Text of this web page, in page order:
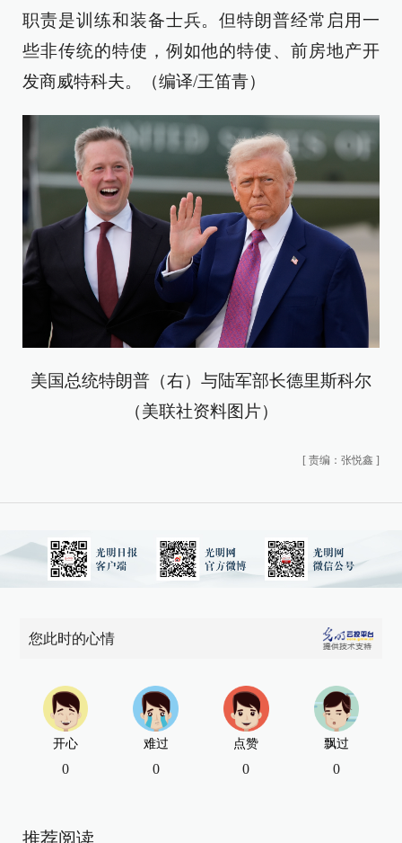
职责是训练和装备士兵。但特朗普经常启用一
些非传统的特使，例如他的特使、前房地产开
发商威特科夫。（编译/王笛青）
美国总统特朗普（右）与陆军部长德里斯科尔
（美联社资料图片）
[ 责编：张悦鑫 ]
您此时的心情
开心
0
难过
0
点赞
0
飘过
0
推荐阅读